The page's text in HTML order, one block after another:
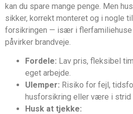
kan du spare mange penge. Men
sikker, korrekt monteret og i nogle
forsikringen — især i
påvirker brandveje.
Fordele: Lav pris, fleksibel
eget arbejde.
Ulemper: Risiko for fejl,
husforsikring eller være i strid
Husk at tjekke: